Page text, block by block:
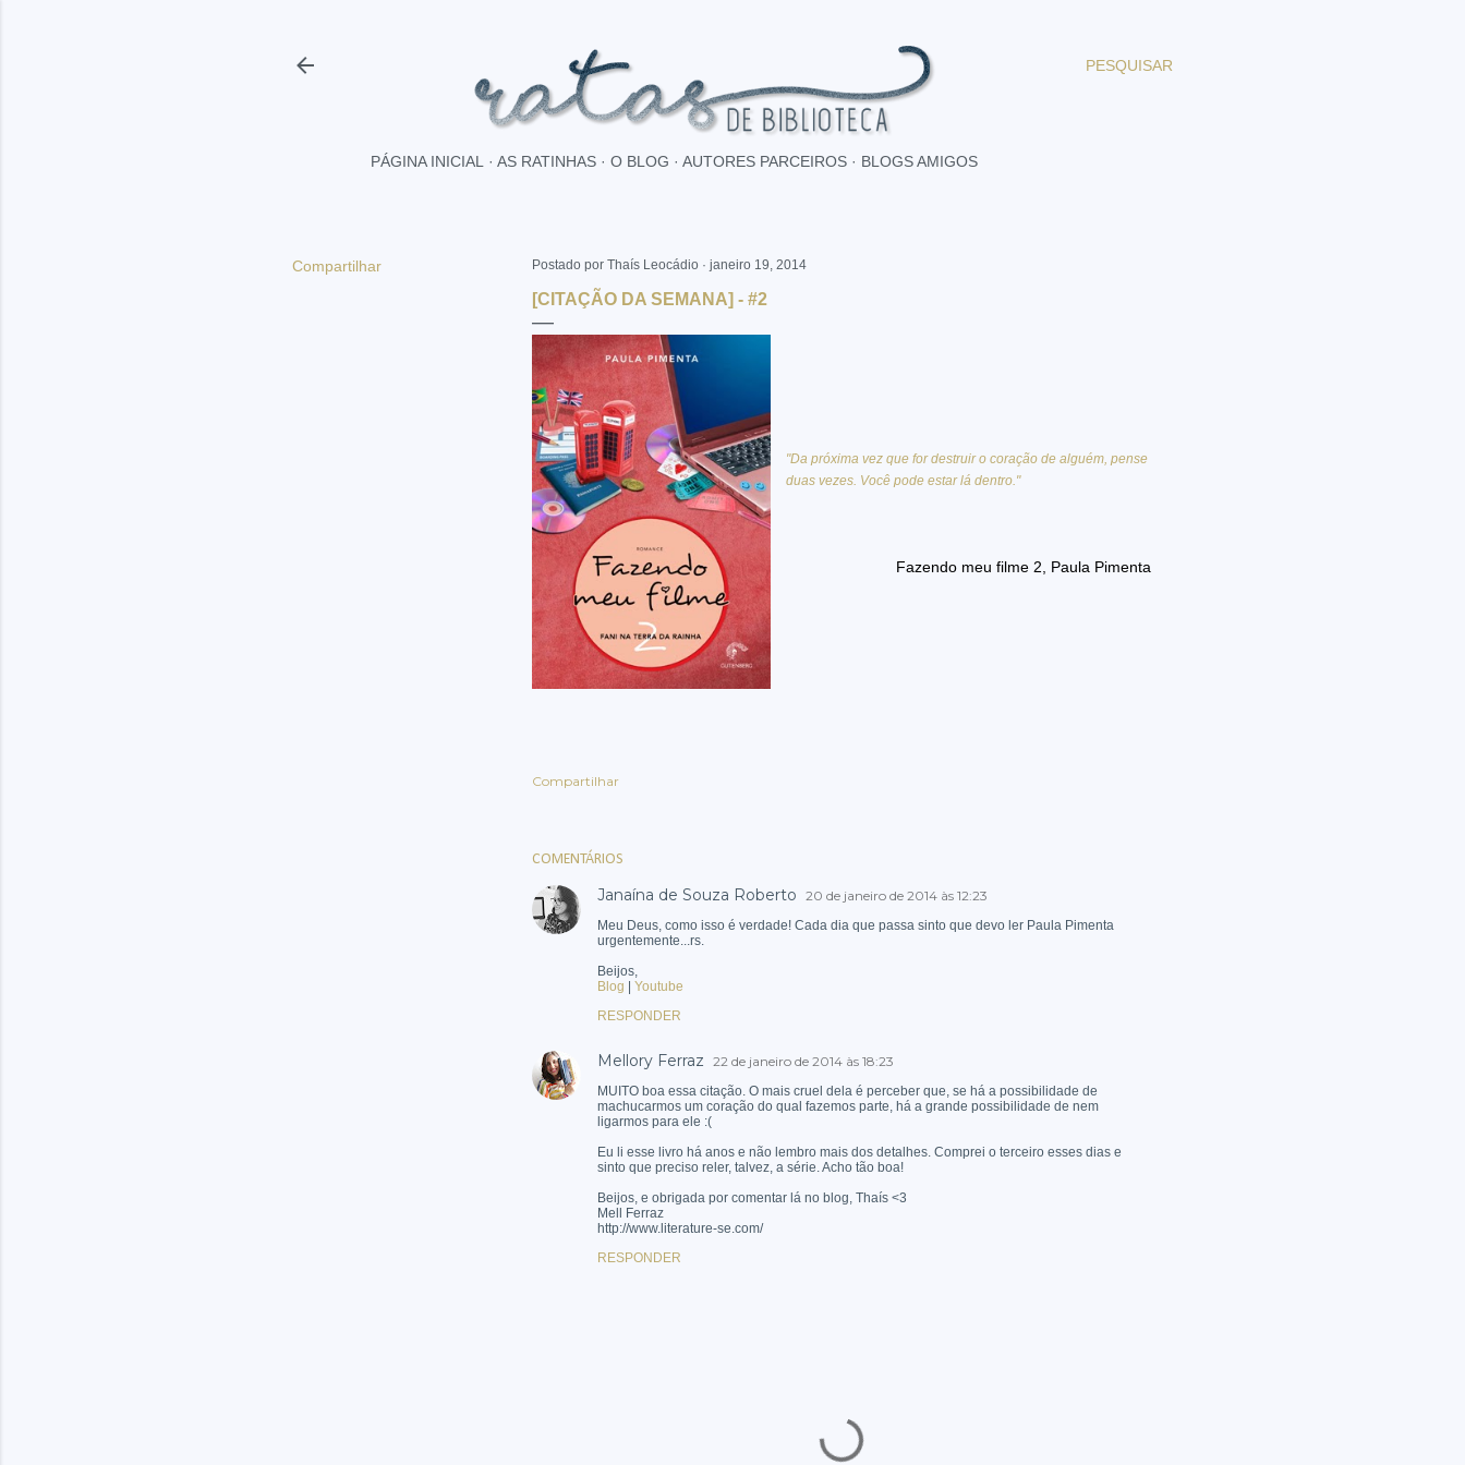
PESQUISAR
PÁGINA INICIAL AS RATINHAS O BLOG AUTORES PARCEIROS BLOGS AMIGOS
Compartilhar Postado por Thaís Leocádio janeiro 19, 2014
[CITAÇÃO DA SEMANA] - #2
"Da próxima vez que for destruir o coração de alguém, pense
duas vezes. Você pode estar lá dentro."
Fazendo meu filme 2, Paula Pimenta
Compartilhar
COMENTÁRIOS
Janaína de Souza Roberto 20 de janeiro de 2014 às 12:23
Meu Deus, como isso é verdade! Cada dia que passa sinto que devo ler Paula Pimenta
urgentemente...rs.
Beijos,
Blog
Youtube
RESPONDER
Mellory Ferraz 22 de janeiro de 2014 às 18:23
MUITO boa essa citação. O mais cruel dela é perceber que, se há a possibilidade de
machucarmos um coração do qual fazemos parte, há a grande possibilidade de nem
ligarmos para ele :(
Eu li esse livro há anos e não lembro mais dos detalhes. Comprei o terceiro esses dias e
sinto que preciso reler, talvez, a série. Acho tão boa!
Beijos, e obrigada por comentar lá no blog, Thaís <3
Mell Ferraz
http://www.literature-se.com/
RESPONDER